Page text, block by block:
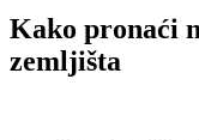
Kako pronaći
zemljišta